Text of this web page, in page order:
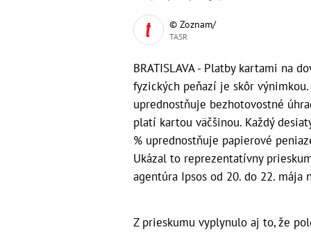
© Zoznam/
TASR
BRATISLAVA - Platby kartami na
fyzických peňazí je skôr
uprednostňuje bezhotovostné
platí kartou väčšinou. Každý
% uprednostňuje papierové
Ukázal to reprezentatívny
agentúra Ipsos od 20. do 22. mája
Z prieskumu vyplynulo aj to, že